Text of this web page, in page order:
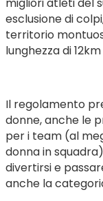
esclusione di
territorio
lunghezza di
Il regolamento
donne, anche le
per i team (al
donna in
divertirsi e
anche la